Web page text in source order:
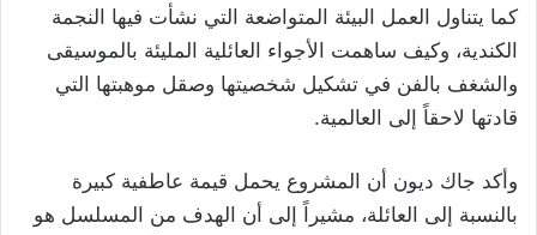
كما يتناول العمل البيئة المتواضعة التي نشأت فيها النجمة
الكندية، وكيف ساهمت الأجواء العائلية المليئة بالموسيقى
والشغف بالفن في تشكيل شخصيتها وصقل موهبتها التي
قادتها لاحقاً إلى العالمية.
وأكد جاك ديون أن المشروع يحمل قيمة عاطفية كبيرة
بالنسبة إلى العائلة، مشيراً إلى أن الهدف من المسلسل هو